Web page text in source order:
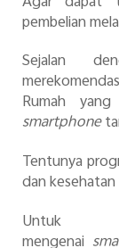
pembelian
Sejalan
Rumah
smartphone
Tentunya
dan
mengenai